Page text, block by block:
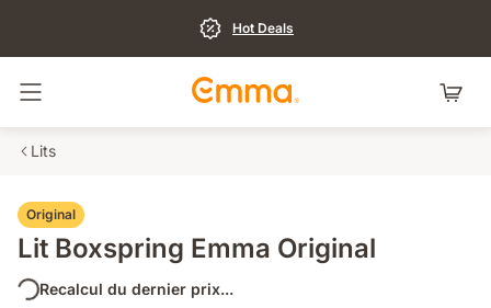
Hot Deals
Basculer la navigation
Lits
Original
Lit Boxspring Emma Original
Recalcul du dernier prix...